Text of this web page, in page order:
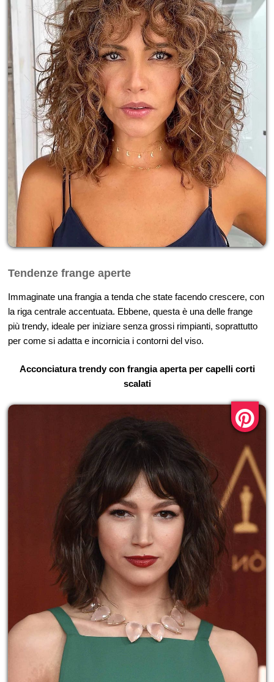
Tendenze frange aperte
Immaginate una frangia a tenda che state facendo crescere, con
la riga centrale accentuata. Ebbene, questa è una delle frange
più trendy, ideale per iniziare senza grossi rimpianti, soprattutto
per come si adatta e incornicia i contorni del viso.
Acconciatura trendy con frangia aperta per capelli corti
scalati